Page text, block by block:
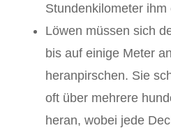
Stundenkilometer
Löwen müssen sich
bis auf einige Meter
heranpirschen. Sie
oft über mehrere
heran, wobei jede